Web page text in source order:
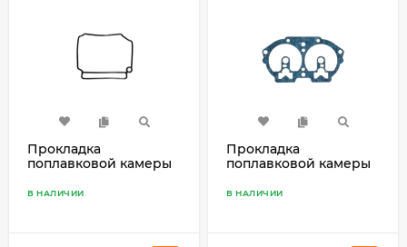
Прокладка
поплавковой камеры
00
В НАЛИЧИИ
Прокладка
поплавковой камеры
В НАЛИЧИИ